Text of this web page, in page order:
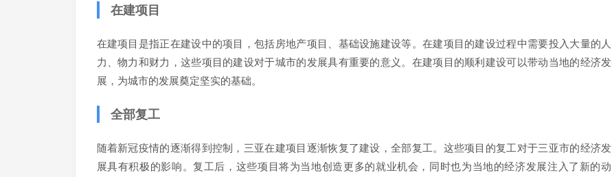
在建项目
在建项目是指正在建设中的项目，包括房地产项目、基础设施建设等。在建项目的建设过程中需要投入大量的人
力、物力和财力，这些项目的建设对于城市的发展具有重要的意义。在建项目的顺利建设可以带动当地的经济发
展，为城市的发展奠定坚实的基础。
全部复工
随着新冠疫情的逐渐得到控制，三亚在建项目逐渐恢复了建设，全部复工。这些项目的复工对于三亚市的经济发
展具有积极的影响。复工后，这些项目将为当地创造更多的就业机会，同时也为当地的经济发展注入了新的动